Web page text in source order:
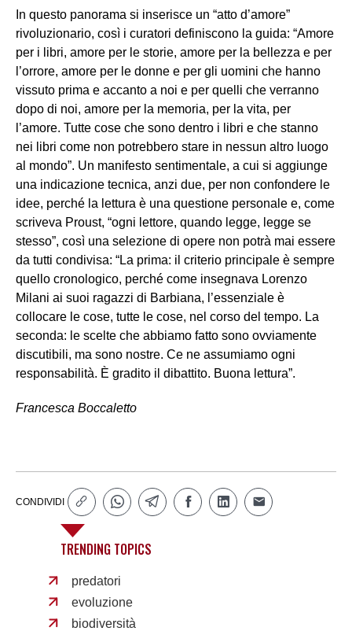
In questo panorama si inserisce un “atto d’amore”
rivoluzionario, così i curatori definiscono la guida: “Amore
per i libri, amore per le storie, amore per la bellezza e per
l’orrore, amore per le donne e per gli uomini che hanno
vissuto prima e accanto a noi e per quelli che verranno
dopo di noi, amore per la memoria, per la vita, per
l’amore. Tutte cose che sono dentro i libri e che stanno
nei libri come non potrebbero stare in nessun altro luogo
al mondo”. Un manifesto sentimentale, a cui si aggiunge
una indicazione tecnica, anzi due, per non confondere le
idee, perché la lettura è una questione personale e, come
scriveva Proust, “ogni lettore, quando legge, legge se
stesso”, così una selezione di opere non potrà mai essere
da tutti condivisa: “La prima: il criterio principale è sempre
quello cronologico, perché come insegnava Lorenzo
Milani ai suoi ragazzi di Barbiana, l’essenziale è
collocare le cose, tutte le cose, nel corso del tempo. La
seconda: le scelte che abbiamo fatto sono ovviamente
discutibili, ma sono nostre. Ce ne assumiamo ogni
responsabilità. È gradito il dibattito. Buona lettura”.
Francesca Boccaletto
CONDIVIDI
TRENDING TOPICS
predatori
evoluzione
biodiversità